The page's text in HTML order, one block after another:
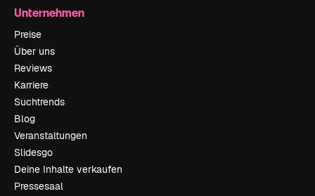
Unternehmen
Preise
Über uns
Reviews
Karriere
Suchtrends
Blog
Veranstaltungen
Slidesgo
Deine Inhalte verkaufen
Pressesaal